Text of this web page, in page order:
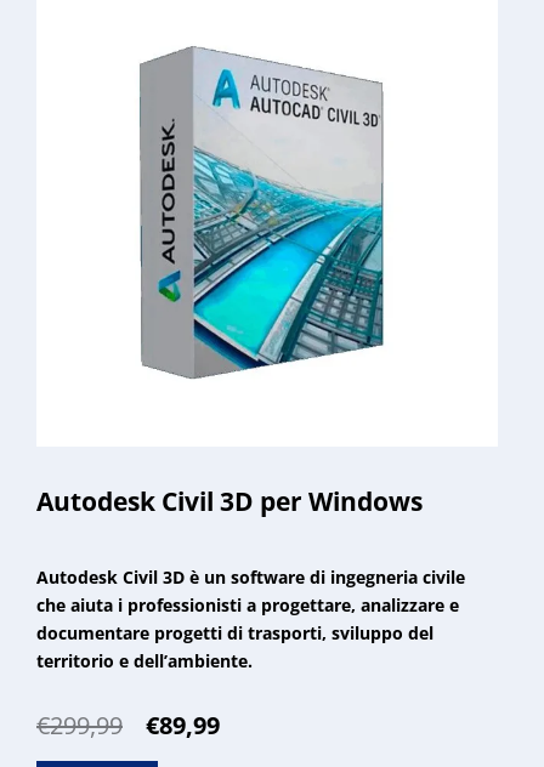
Autodesk Civil 3D per Windows
Autodesk Civil 3D è un software di ingegneria civile
che aiuta i professionisti a progettare, analizzare e
documentare progetti di trasporti, sviluppo del
territorio e dell’ambiente.
€299,99
Il
€89,99Il